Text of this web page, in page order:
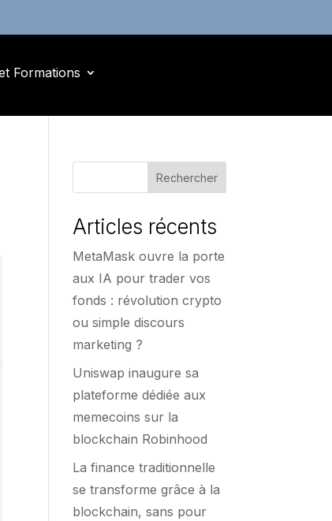
Formations
Rechercher
Articles récents
MetaMask ouvre la porte
aux IA pour trader vos
fonds : révolution crypto
ou simple discours
marketing ?
Uniswap inaugure sa
plateforme dédiée aux
memecoins sur la
blockchain Robinhood
La finance traditionnelle
se transforme grâce à la
blockchain, sans pour